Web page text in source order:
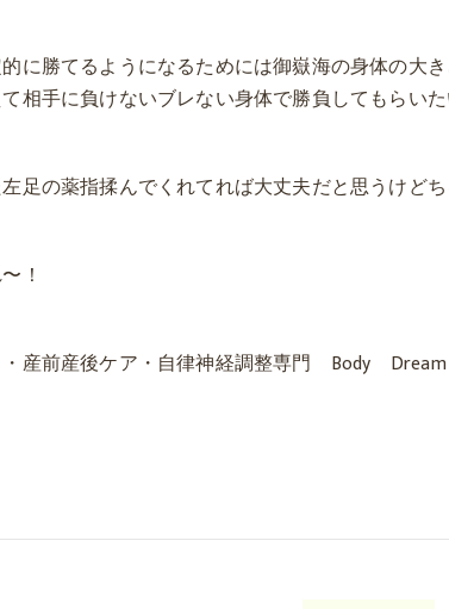
に勝てるようになるためには御嶽海の身体の大き
相手に負けないブレない身体で勝負してもらいた
足の薬指揉んでくれてれば大丈夫だと思うけど
！
産前産後ケア・自律神経調整専門 Body Dream